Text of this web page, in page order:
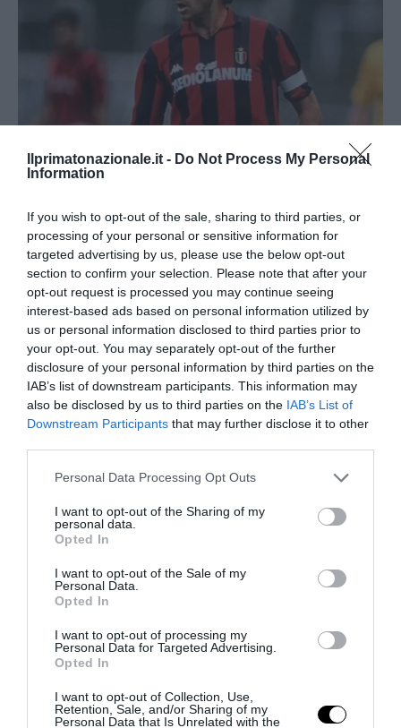
Ilprimatonazionale.it - Do Not Process My Personal
Information
If you wish to opt-out of the sale, sharing to third parties, or
processing of your personal or sensitive information for
targeted advertising by us, please use the below opt-out
section to confirm your selection. Please note that after your
opt-out request is processed you may continue seeing
interest-based ads based on personal information utilized by
us or personal information disclosed to third parties prior to
your opt-out. You may separately opt-out of the further
disclosure of your personal information by third parties on the
IAB’s list of downstream participants. This information may
also be disclosed by us to third parties on the IAB’s List of
Downstream Participants that may further disclose it to other
Please note that this website/app uses one or more Google
not limited to your visit or usage behaviour. You may click to
grant or deny consent to Google and its third-party tags to
use your data for below specified purposes in below Google
consent section.
Personal Data Processing Opt Outs
I want to opt-out of the Sharing of my
personal data.
Opted In
I want to opt-out of the Sale of my
Personal Data.
Opted In
I want to opt-out of processing my
Personal Data for Targeted Advertising.
Opted In
I want to opt-out of Collection, Use,
Retention, Sale, and/or Sharing of my
Personal Data that Is Unrelated with the
Il primo supereroe: Franco Baresi, 6 per sempre
31 Luglio 2026
L’Italia di Malagò: cambiare tutto per non cambiare
30 Luglio 2026